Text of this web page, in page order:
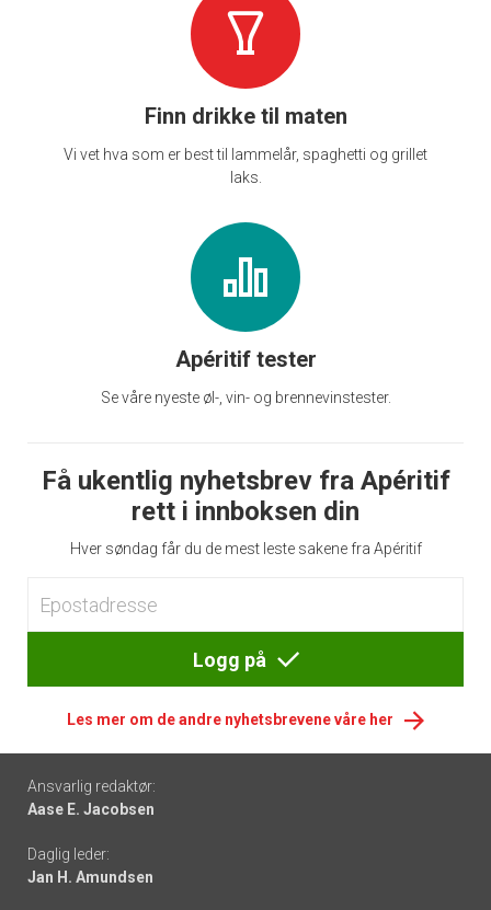
Finn drikke til maten
Vi vet hva som er best til lammelår, spaghetti og grillet
laks.
Apéritif tester
Se våre nyeste øl-, vin- og brennevinstester.
Få ukentlig nyhetsbrev fra Apéritif
rett i innboksen din
Hver søndag får du de mest leste sakene fra Apéritif
Logg på
Les mer om de andre nyhetsbrevene våre her
Footer
-
links
Ansvarlig redaktør:
Aase E. Jacobsen
Daglig leder:
Jan H. Amundsen